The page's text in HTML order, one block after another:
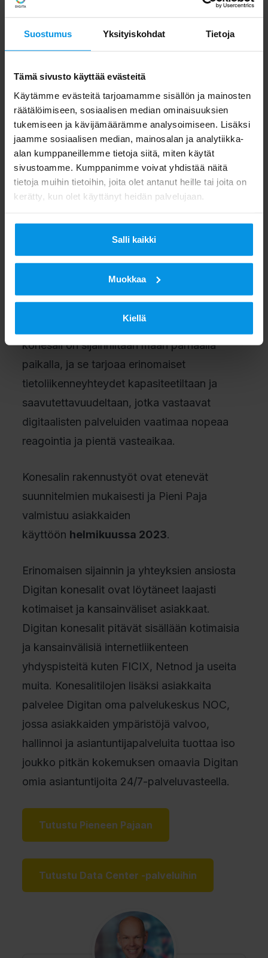
Suostumus Yksityiskohdat Tietoja
Tämä sivusto käyttää evästeitä
Käytämme evästeitä tarjoamamme sisällön ja mainosten
räätälöimiseen, sosiaalisen median ominaisuuksien
tukemiseen ja kävijämäärämme analysoimiseen. Lisäksi
jaamme sosiaalisen median, mainosalan ja analytiikka-
alan kumppaneillemme tietoja siitä, miten käytät
sivustoamme. Kumppanimme voivat yhdistää näitä
tietoja muihin tietoihin, joita olet antanut heille tai joita on
kerätty, kun olet käyttänyt heidän palvelujaan.
Salli kaikki
Muokkaa
Kiellä
“Tulin Digitalle kehittämään
konesaliliiketoimintaa, ja taustani,
kokemukseni ja tiimimme ansiosta tämä tulee
onnistumaan. Alkuun meidän pitää kysyä
itseltämme mitkä asiakkaamme vaatimukset
tällaiselle palvelulle ovat ja kuinka meidän
palvelutarjontamme voisi olla vielä
kokonaisvaltaisempi”, Syrjänen summaa.
Uusi Pieni Paja -konesali
rakentuu Helsingin ytimeen
Digitan uusi moderni konesali
konesali on sijainniltaan maan parhaalla
paikalla, ja se tarjoaa erinomaiset
tietoliikenneyhteydet kapasiteetiltaan ja
saavutettavuudeltaan, jotka vastaavat
digitaalisten palveluiden vaatimaa nopeaa
reagointia ja pientä vasteaikaa.
Konesalin rakennustyöt ovat etenevät
suunnitelmien mukaisesti ja Pieni Paja
valmistuu asiakkaiden
käyttöön helmikuussa 2023.
Erinomaisen sijainnin ja yhteyksien ansiosta
Digitan konesalit ovat löytäneet laajasti
kotimaiset ja kansainväliset asiakkaat.
Digitan konesalit pitävät sisällään kotimaisia
ja kansainvälisiä internetliikenteen
yhdyspisteitä kuten FICIX, Netnod ja useita
muita. Konesalitilojen lisäksi asiakkaita
palvelee Digitan oma palvelukeskus NOC,
jossa asiakkaiden ympäristöjä valvoo,
hallinnoi ja asiantuntijapalveluita tuottaa iso
joukko pitkän kokemuksen omaavia Digitan
omia asiantuntijoita 24/7-palveluvasteella.
Tutustu Pieneen Pajaan
Tutustu Data Center -palveluihin